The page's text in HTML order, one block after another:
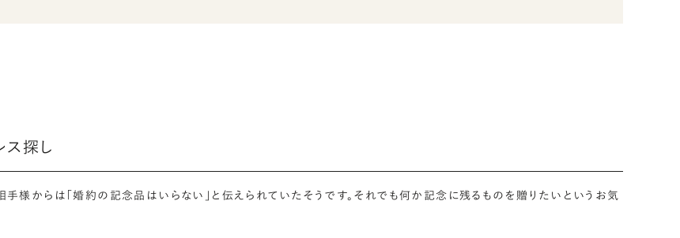
ス探し
様からは「婚約の記念品はいらない」と伝えられていたそうです。それでも何か記念に残るものを贈りたいというお気